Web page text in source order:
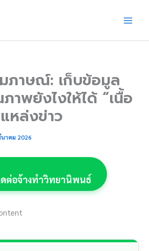
ภาษณ์: เก็บข้อมูล
าพยังไงให้ได้ “เนื้อ
หล่งข่าว
นาคม 2026
ต่อจ้างทำวิทยานิพนธ์